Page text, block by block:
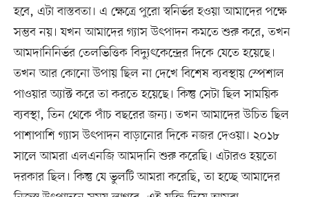
হবে, এটা বাস্তবতা। এ ক্ষেত্রে পুরো স্বনির্ভর হওয়া আমাদের পক্ষে
সম্ভব নয়। যখন আমাদের গ্যাস উৎপাদন কমতে শুরু করে, তখন
আমদানিনির্ভর তেলভিত্তিক বিদ্যুৎকেন্দ্রের দিকে যেতে হয়েছে।
তখন আর কোনো উপায় ছিল না দেখে বিশেষ ব্যবস্থায় স্পেশাল
পাওয়ার অ্যাক্ট করে তা করতে হয়েছে। কিন্তু সেটা ছিল সাময়িক
ব্যবস্থা, তিন থেকে পাঁচ বছরের জন্য। তখন আমাদের উচিত ছিল
পাশাপাশি গ্যাস উৎপাদন বাড়ানোর দিকে নজর দেওয়া। ২০১৮
সালে আমরা এলএনজি আমদানি শুরু করেছি। এটারও হয়তো
দরকার ছিল। কিন্তু যে ভুলটি আমরা করেছি, তা হচ্ছে আমাদের